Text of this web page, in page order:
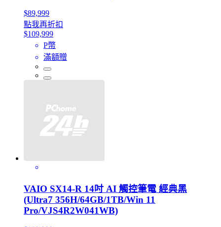
$89,999
點我再折扣
$109,999
P幣
滿額贈
VAIO SX14-R 14吋 AI 觸控筆電 經典黑
(Ultra7 356H/64GB/1TB/Win 11
Pro/VJS4R2W041WB)